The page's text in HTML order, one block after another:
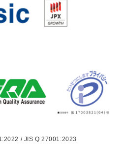
/ JIS Q 27001:2023